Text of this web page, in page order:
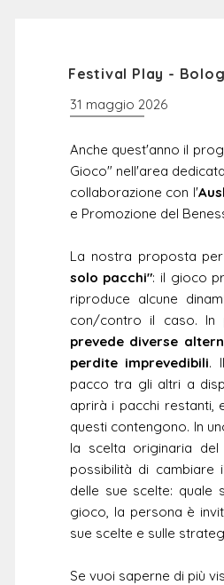
Festival Play -
31 maggio 2026
Anche quest'anno il
Gioco" nell'area
collaborazione con l'
e Promozione del
La nostra proposta
solo pacchi": il gioco
riproduce alcune
con/contro il caso. In
prevedediverse
perdite imprevedibili.
pacco tra gli altri a
aprirà i pacchi restanti,
questi contengono. In
la scelta originaria
possibilità di cambiare
delle sue scelte:
gioco, la persona è
sue scelte e sulle
Se vuoi saperne di più